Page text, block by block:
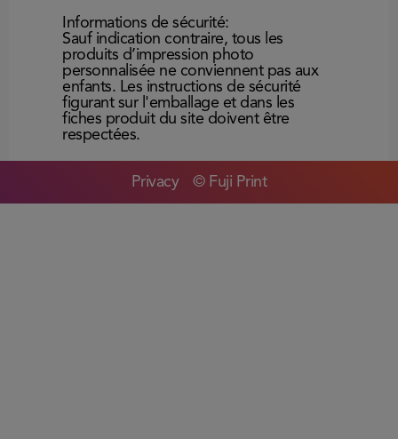
Informations de sécurité:
Sauf indication contraire, tous les
produits d’impression photo
personnalisée ne conviennent pas aux
enfants. Les instructions de sécurité
figurant sur l'emballage et dans les
fiches produit du site doivent être
respectées.
Privacy © Fuji Print